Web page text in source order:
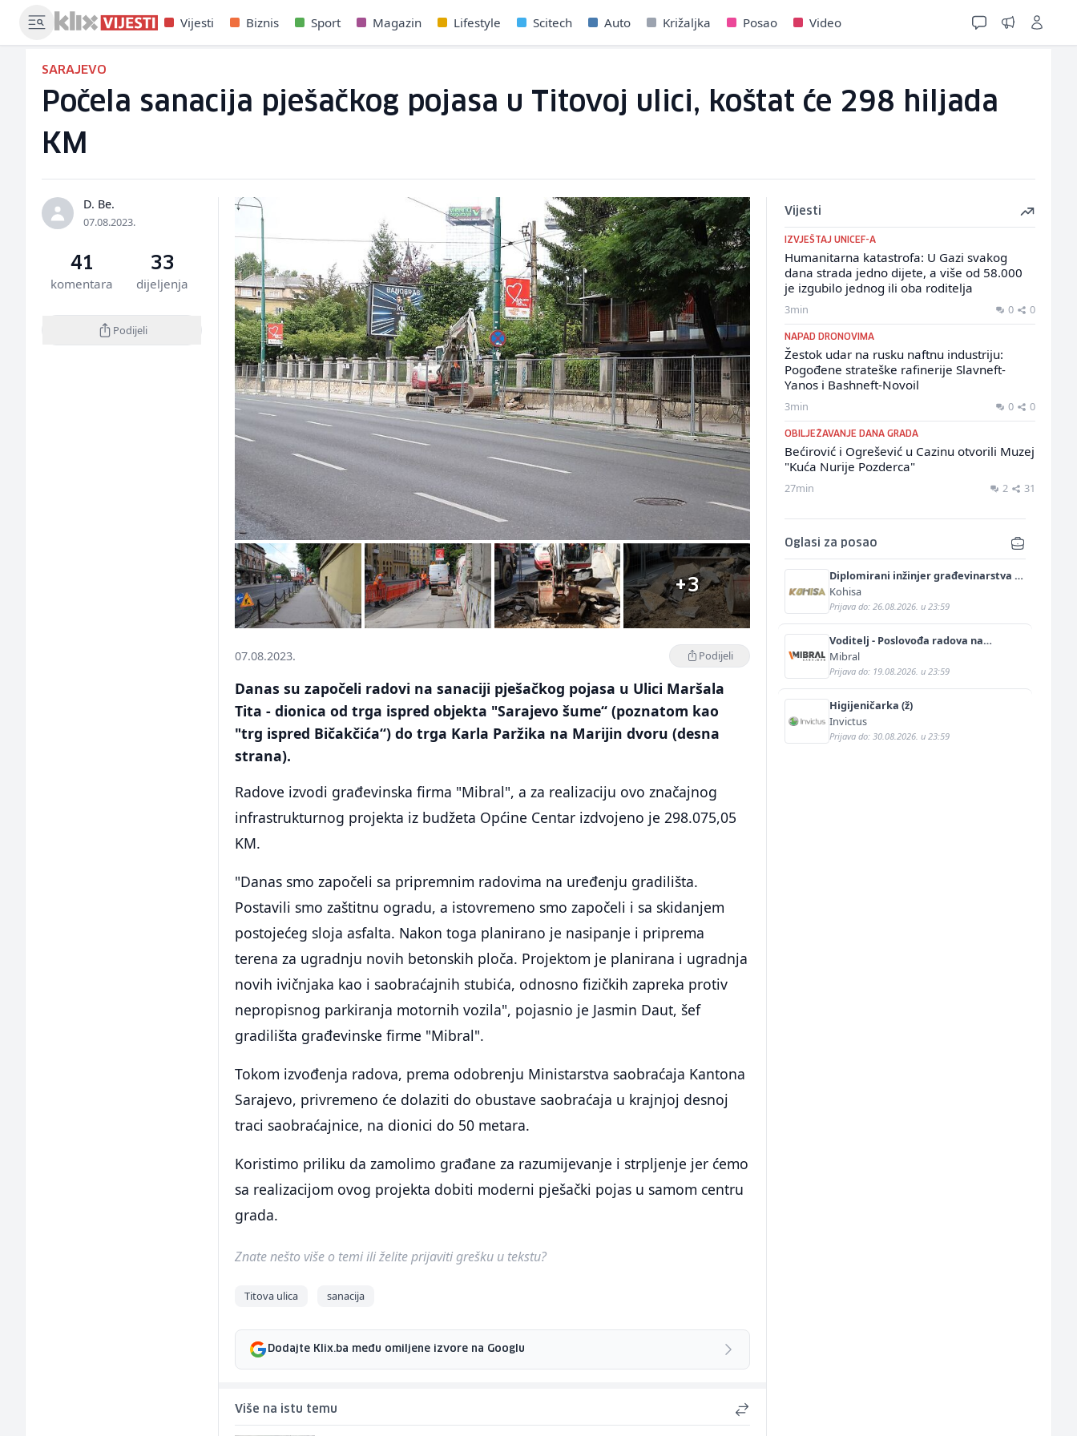
Vijesti Biznis Sport Magazin Lifestyle Scitech Auto Križaljka Posao Video
SARAJEVO
Počela sanacija pješačkog pojasa u Titovoj ulici, koštat će 298 hiljada
KM
D. Be.
07.08.2023.
41
komentara
33
dijeljenja
Podijeli
+3
07.08.2023. Podijeli
Danas su započeli radovi na sanaciji pješačkog pojasa u Ulici Maršala
Tita - dionica od trga ispred objekta "Sarajevo šume“ (poznatom kao
"trg ispred Bičakčića“) do trga Karla Paržika na Marijin dvoru (desna
strana).
Radove izvodi građevinska firma "Mibral", a za realizaciju ovo značajnog
infrastrukturnog projekta iz budžeta Općine Centar izdvojeno je 298.075,05
KM.
"Danas smo započeli sa pripremnim radovima na uređenju gradilišta.
Postavili smo zaštitnu ogradu, a istovremeno smo započeli i sa skidanjem
postojećeg sloja asfalta. Nakon toga planirano je nasipanje i priprema
terena za ugradnju novih betonskih ploča. Projektom je planirana i ugradnja
novih ivičnjaka kao i saobraćajnih stubića, odnosno fizičkih zapreka protiv
nepropisnog parkiranja motornih vozila", pojasnio je Jasmin Daut, šef
gradilišta građevinske firme "Mibral".
Tokom izvođenja radova, prema odobrenju Ministarstva saobraćaja Kantona
Sarajevo, privremeno će dolaziti do obustave saobraćaja u krajnjoj desnoj
traci saobraćajnice, na dionici do 50 metara.
Koristimo priliku da zamolimo građane za razumijevanje i strpljenje jer ćemo
sa realizacijom ovog projekta dobiti moderni pješački pojas u samom centru
grada.
Znate nešto više o temi ili želite prijaviti grešku u tekstu?
Titova ulica sanacija
Dodajte Klix.ba među omiljene izvore na Googlu
Više na istu temu
Vijesti
IZVJEŠTAJ UNICEF-A
Humanitarna katastrofa: U Gazi svakog
dana strada jedno dijete, a više od 58.000
je izgubilo jednog ili oba roditelja
3min 0 0
NAPAD DRONOVIMA
Žestok udar na rusku naftnu industriju:
Pogođene strateške rafinerije Slavneft-
Yanos i Bashneft-Novoil
3min 0 0
OBILJEŽAVANJE DANA GRADA
Bećirović i Ogrešević u Cazinu otvorili Muzej
"Kuća Nurije Pozderca"
27min 2 31
Oglasi za posao
Diplomirani inžinjer građevinarstva -
saobraćajni smjer (m/ž)
Kohisa
Prijava do: 26.08.2026. u 23:59
Voditelj - Poslovođa radova na
gradilištu (m/ž)
Mibral
Prijava do: 19.08.2026. u 23:59
Higijeničarka (ž)
Invictus
Prijava do: 30.08.2026. u 23:59